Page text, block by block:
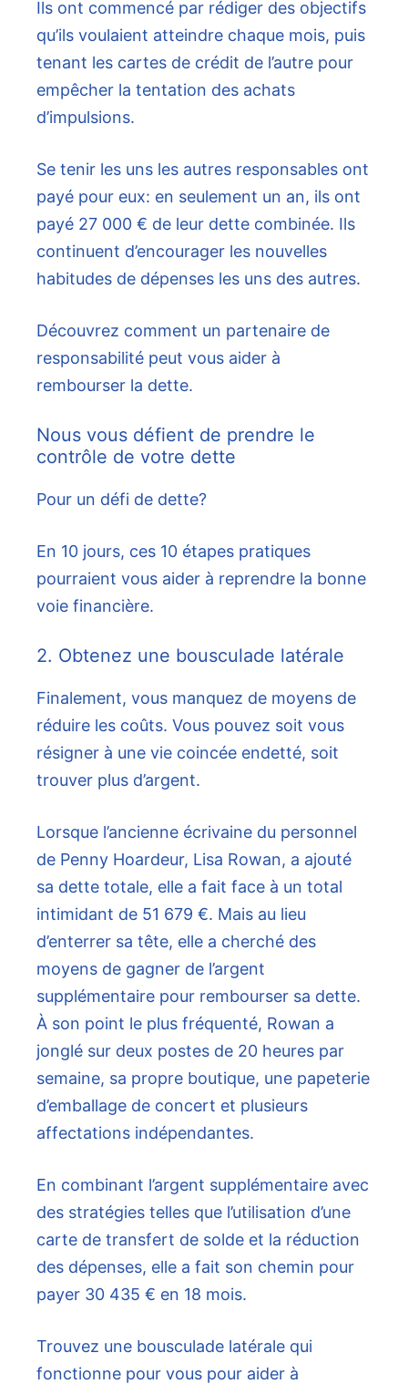
Ils ont commencé par rédiger des objectifs
qu’ils voulaient atteindre chaque mois, puis
tenant les cartes de crédit de l’autre pour
empêcher la tentation des achats
d’impulsions.
Se tenir les uns les autres responsables ont
payé pour eux: en seulement un an, ils ont
payé 27 000 € de leur dette combinée. Ils
continuent d’encourager les nouvelles
habitudes de dépenses les uns des autres.
Découvrez comment un partenaire de
responsabilité peut vous aider à
rembourser la dette.
Nous vous défient de prendre le
contrôle de votre dette
Pour un défi de dette?
En 10 jours, ces 10 étapes pratiques
pourraient vous aider à reprendre la bonne
voie financière.
2. Obtenez une bousculade latérale
Finalement, vous manquez de moyens de
réduire les coûts. Vous pouvez soit vous
résigner à une vie coincée endetté, soit
trouver plus d’argent.
Lorsque l’ancienne écrivaine du personnel
de Penny Hoardeur, Lisa Rowan, a ajouté
sa dette totale, elle a fait face à un total
intimidant de 51 679 €. Mais au lieu
d’enterrer sa tête, elle a cherché des
moyens de gagner de l’argent
supplémentaire pour rembourser sa dette.
À son point le plus fréquenté, Rowan a
jonglé sur deux postes de 20 heures par
semaine, sa propre boutique, une papeterie
d’emballage de concert et plusieurs
affectations indépendantes.
En combinant l’argent supplémentaire avec
des stratégies telles que l’utilisation d’une
carte de transfert de solde et la réduction
des dépenses, elle a fait son chemin pour
payer 30 435 € en 18 mois.
Trouvez une bousculade latérale qui
fonctionne pour vous pour aider à